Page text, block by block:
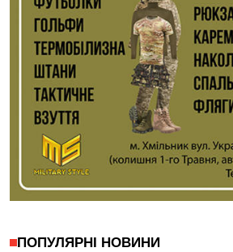
ПОПУЛЯРНІ НОВИНИ